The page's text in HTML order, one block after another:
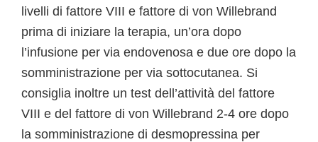
livelli di fattore VIII e fattore di von Willebrand
prima di iniziare la terapia, un’ora dopo
l’infusione per via endovenosa e due ore dopo la
somministrazione per via sottocutanea. Si
consiglia inoltre un test dell’attività del fattore
VIII e del fattore di von Willebrand 2-4 ore dopo
la somministrazione di desmopressina per